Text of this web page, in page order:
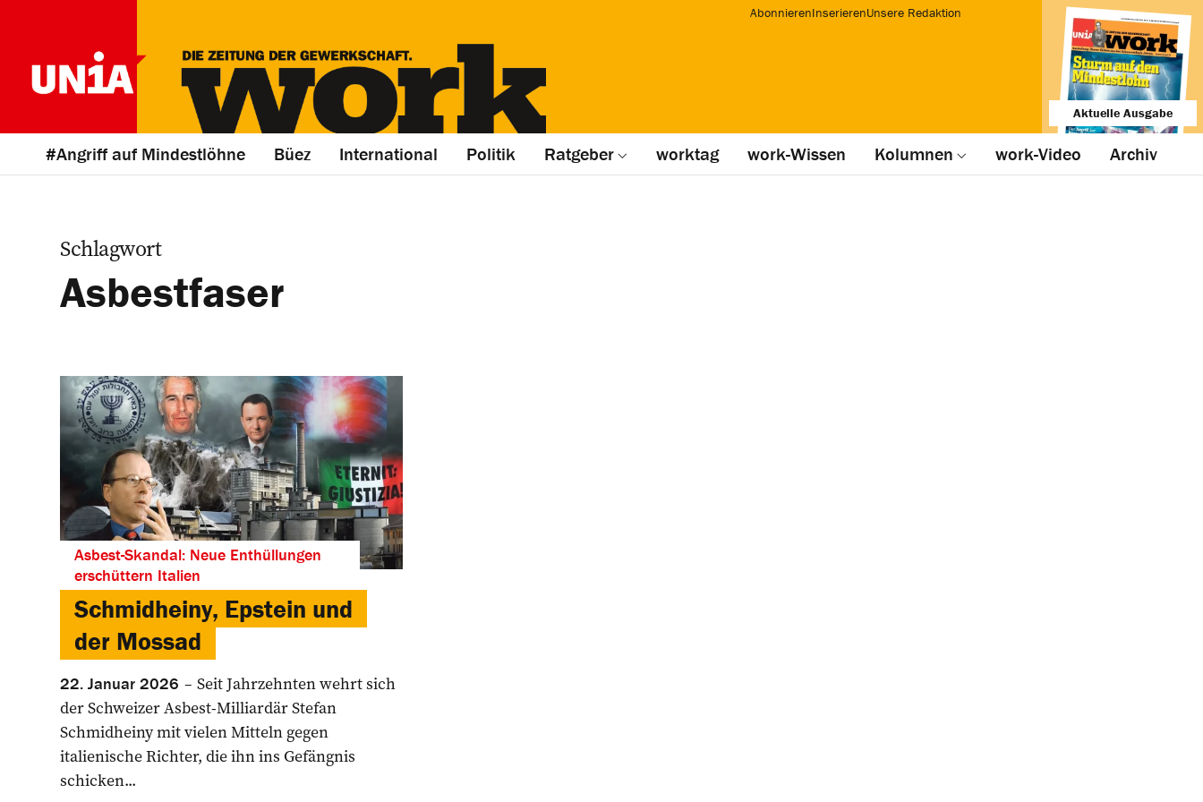
AbonnierenInserierenUnsere Redaktion
Aktuelle Ausgabe
#Angriff auf Mindestlöhne Büez International Politik Ratgeber worktag work-Wissen Kolumnen work-Video Archiv
Schlagwort
Asbestfaser
Asbest-Skandal: Neue Enthüllungen
erschüttern Italien
Schmidheiny, Epstein und
der Mossad
22. Januar 2026
Seit Jahrzehnten wehrt sich
der Schweizer Asbest-Milliardär Stefan
Schmidheiny mit vielen Mitteln gegen
italienische Richter, die ihn ins Gefängnis
schicken...